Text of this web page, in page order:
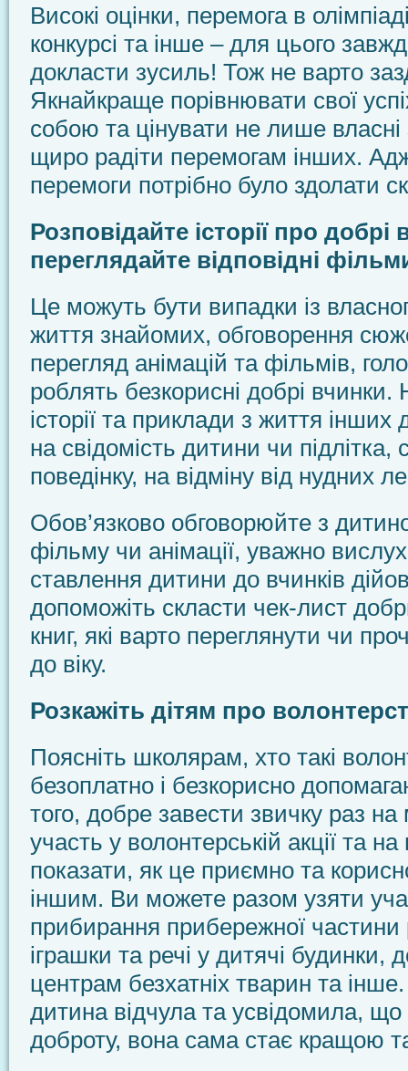
Високі оцінки, перемога в
конкурсі та інше – для цього
докласти зусиль! Тож не варто
Якнайкраще порівнювати свої
собою та цінувати не лише власні
щиро радіти перемогам інших.
перемоги потрібно було здолати
Розповідайте історії про
переглядайте відповідні
Це можуть бути випадки із
життя знайомих, обговорення
перегляд анімацій та фільмів,
роблять безкорисні добрі
історії та приклади з життя інших
на свідомість дитини чи підлітка,
поведінку, на відміну від нудних
Обов’язково обговорюйте з
фільму чи анімації, уважно
ставлення дитини до вчинків
допоможіть скласти чек-лист
книг, які варто переглянути чи
до віку.
Розкажіть дітям про
Поясніть школярам, хто такі
безоплатно і безкорисно
того, добре завести звичку раз на
участь у волонтерській акції та на
показати, як це приємно та
іншим. Ви можете разом узяти
прибирання прибережної частини
іграшки та речі у дитячі будинки,
центрам безхатніх тварин та
дитина відчула та усвідомила,
доброту, вона сама стає кращою